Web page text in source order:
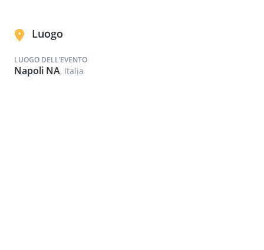
Luogo
LUOGO DELL’EVENTO
Napoli NA, Italia